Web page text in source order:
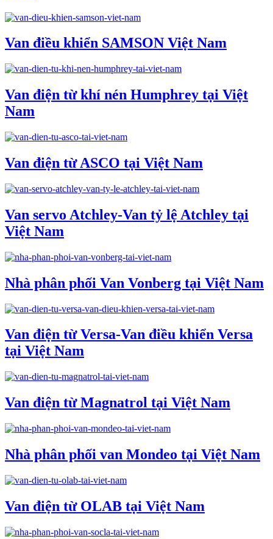
Van điều khiển SAMSON Việt Nam
Van điện từ khí nén Humphrey tại Việt
Nam
Van điện từ ASCO tại Việt Nam
Van servo Atchley-Van tỷ lệ Atchley tại
Việt Nam
Nhà phân phối Van Vonberg tại Việt Nam
Van điện từ Versa-Van điều khiển Versa
tại Việt Nam
Van điện từ Magnatrol tại Việt Nam
Nhà phân phối van Mondeo tại Việt Nam
Van điện từ OLAB tại Việt Nam